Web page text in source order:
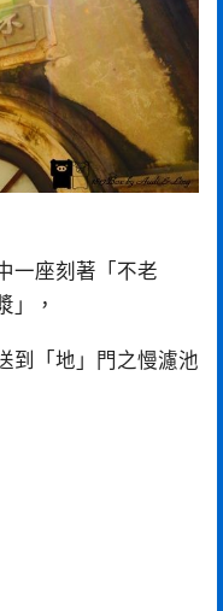
一座刻著「不老
」，
到「地」門之慢濾池